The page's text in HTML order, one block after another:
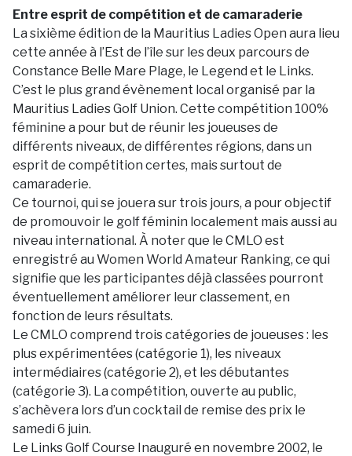
Entre esprit de compétition et de camaraderie
La sixième édition de la Mauritius Ladies Open aura lieu
cette année à l’Est de l’île sur les deux parcours de
Constance Belle Mare Plage, le Legend et le Links.
C’est le plus grand évènement local organisé par la
Mauritius Ladies Golf Union. Cette compétition 100%
féminine a pour but de réunir les joueuses de
différents niveaux, de différentes régions, dans un
esprit de compétition certes, mais surtout de
camaraderie.
Ce tournoi, qui se jouera sur trois jours, a pour objectif
de promouvoir le golf féminin localement mais aussi au
niveau international. À noter que le CMLO est
enregistré au Women World Amateur Ranking, ce qui
signifie que les participantes déjà classées pourront
éventuellement améliorer leur classement, en
fonction de leurs résultats.
Le CMLO comprend trois catégories de joueuses : les
plus expérimentées (catégorie 1), les niveaux
intermédiaires (catégorie 2), et les débutantes
(catégorie 3). La compétition, ouverte au public,
s’achèvera lors d’un cocktail de remise des prix le
samedi 6 juin.
Le Links Golf Course Inauguré en novembre 2002, le